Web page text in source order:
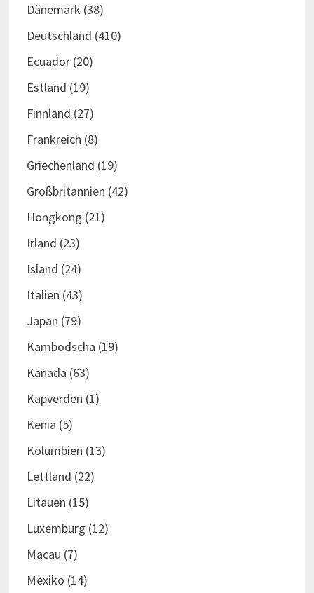
Dänemark (38)
Deutschland (410)
Ecuador(20)
Estland (19)
Finnland (27)
Frankreich (8)
Griechenland (19)
Großbritannien (42)
Hongkong (21)
Irland (23)
Island (24)
Italien (43)
Japan (79)
Kambodscha (19)
Kanada (63)
Kapverden (1)
Kenia (5)
Kolumbien (13)
Lettland (22)
Litauen (15)
Luxemburg (12)
Macau (7)
Mexiko (14)